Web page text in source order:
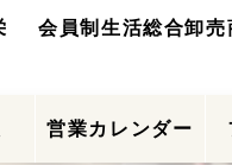
会員制生活総合卸売
営業カレンダー